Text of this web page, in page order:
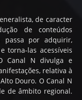
de caracter
de conteúdos
passa por adquirir,
torna-las acessíveis
Canal N divulga e
relativa à
Douro. O Canal N
de âmbito regional.